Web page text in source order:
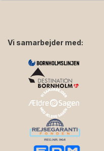
Vi samarbejder med: